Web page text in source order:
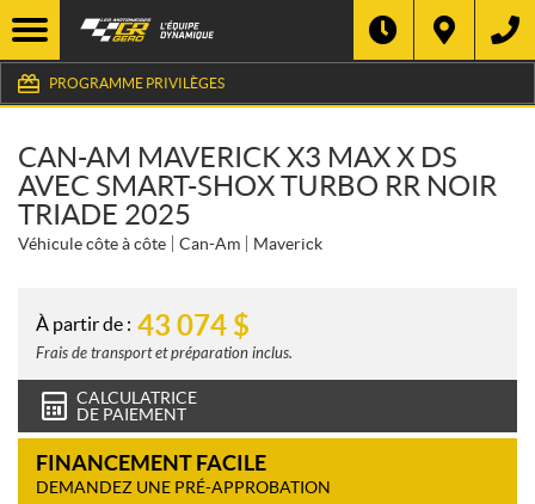
PROGRAMME PRIVILÈGES
CAN-AM MAVERICK X3 MAX X DS
AVEC SMART-SHOX TURBO RR NOIR
TRIADE 2025
Véhicule côte à côte Can-Am Maverick
À partir de : 43 074 $
Frais de transport et préparation inclus.
CALCULATRICE
DE PAIEMENT
FINANCEMENT FACILE
DEMANDEZ UNE PRÉ-APPROBATION